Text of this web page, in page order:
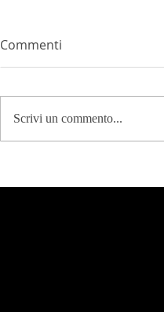
Commenti
Scrivi un commento...